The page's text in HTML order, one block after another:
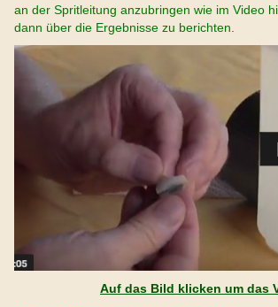
an der Spritleitung anzubringen wie im Video
dann über die Ergebnisse zu berichten.
Auf das Bild klicken um das